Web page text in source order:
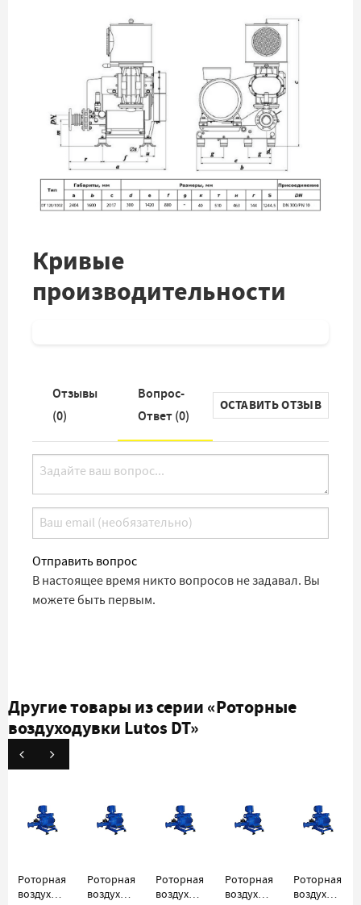
Кривые
производительности
Отзывы
(0)
Вопрос-
Ответ (0)
ОСТАВИТЬ ОТЗЫВ
Отправить вопрос
В настоящее время никто вопросов не задавал. Вы
можете быть первым.
Другие товары из серии«Роторные
воздуходувки Lutos DT»
Роторная
воздуходувка
Роторная
воздуходувка
Роторная
воздуходувка
Роторная
воздуходувка
Роторная
воздуходувка